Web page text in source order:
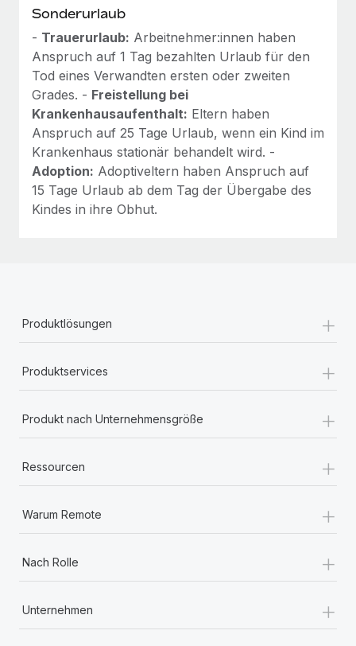
Sonderurlaub
- Trauerurlaub: Arbeitnehmer:innen haben
Anspruch auf 1 Tag bezahlten Urlaub für den
Tod eines Verwandten ersten oder zweiten
Grades. - Freistellung bei
Krankenhausaufenthalt: Eltern haben
Anspruch auf 25 Tage Urlaub, wenn ein Kind im
Krankenhaus stationär behandelt wird. -
Adoption: Adoptiveltern haben Anspruch auf
15 Tage Urlaub ab dem Tag der Übergabe des
Kindes in ihre Obhut.
Produktlösungen +
Produktservices +
Produkt nach Unternehmensgröße +
Ressourcen +
Warum Remote +
Nach Rolle +
Unternehmen
+